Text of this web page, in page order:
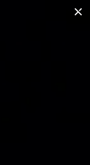
серии
CRANE